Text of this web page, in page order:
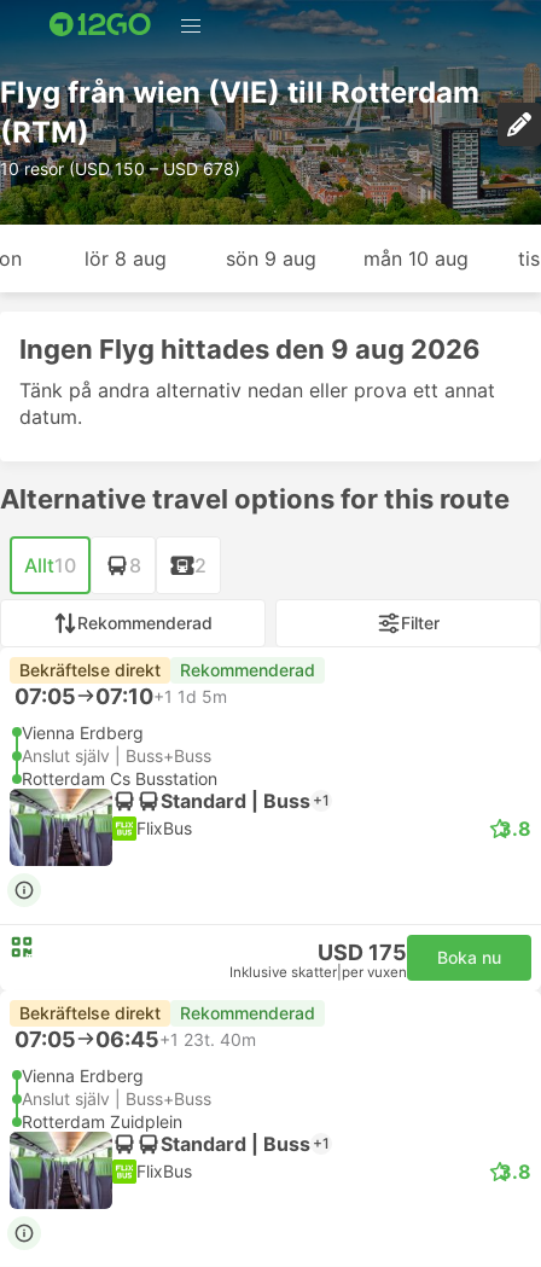
Flyg från wien (VIE) till Rotterdam
(RTM)
10 resor (USD 150 – USD 678)
lör 8 aug sön 9 aug mån 10 aug
Ingen Flyg hittades den 9 aug 2026
Tänk på andra alternativ nedan eller prova ett annat
datum.
Alternative travel options for this route
Allt10 8 2
Rekommenderad Filter
Bekräftelse direkt Rekommenderad
07:05 07:10+1 1d 5m
Vienna Erdberg
Anslut själv | Buss+Buss
Rotterdam Cs Busstation
Standard | Buss +1
FlixBus 3.8
USD 175
Inklusive skatter per vuxen
Boka nu
Bekräftelse direkt Rekommenderad
07:05 06:45+1 23t. 40m
Vienna Erdberg
Anslut själv | Buss+Buss
Rotterdam Zuidplein
Standard | Buss +1
FlixBus 3.8